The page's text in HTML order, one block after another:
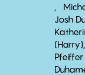
Josh
(Harry)